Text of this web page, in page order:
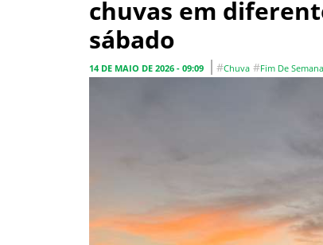
chuvas em
sábado
14 DE MAIO DE 2026 - 09:09 #Chuva #Fim De Semana